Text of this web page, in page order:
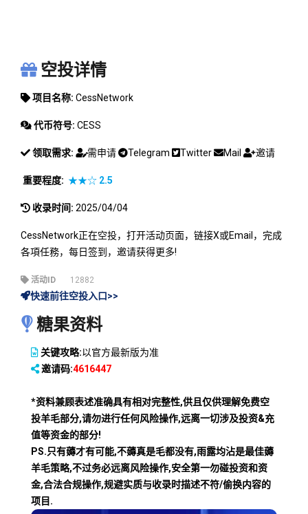
空投详情
项目名称: CessNetwork
代币符号: CESS
领取需求: 需申请 Telegram Twitter Mail 邀请
重要程度: ★★☆ 2.5
收录时间: 2025/04/04
CessNetwork正在空投，打开活动页面，链接X或Email，完成
各項任務，每日签到，邀请获得更多!
活动ID 12882
快速前往空投入口>>
糖果资料
关键攻略:以官方最新版为准
邀请码:4616447
*资料兼顾表述准确具有相对完整性,供且仅供理解免费空
投羊毛部分,请勿进行任何风险操作,远离一切涉及投资&充
值等资金的部分!
PS.只有薅才有可能,不薅真是毛都没有,雨露均沾是最佳薅
羊毛策略,不过务必远离风险操作,安全第一勿碰投资和资
金,合法合规操作,规避实质与收录时描述不符/偷换内容的
项目.